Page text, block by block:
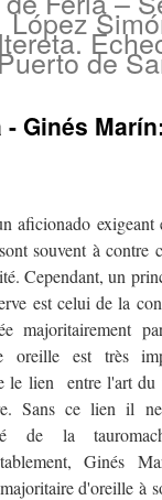
López
de
- Ginés
aficionado
souvent à contre
Cependant, un
est celui de la
majoritairement
oreille est très
le lien entre l'art du
Sans ce lien il
de la
Ginés
d'oreille à